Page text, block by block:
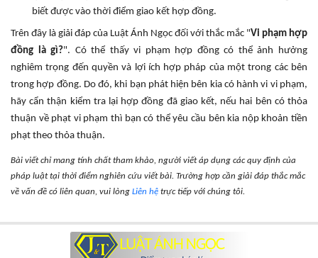
biết được vào thời điểm giao kết hợp đồng.
Trên đây là giải đáp của Luật Ánh Ngọc đối với thắc mắc "Vi phạm hợp
đồng là gì?". Có thể thấy vi phạm hợp đồng có thể ảnh hưởng
nghiêm trọng đến quyền và lợi ích hợp pháp của một trong các bên
trong hợp đồng. Do đó, khi bạn phát hiện bên kia có hành vi vi phạm,
hãy cẩn thận kiểm tra lại hợp đồng đã giao kết, nếu hai bên có thỏa
thuận về phạt vi phạm thì bạn có thể yêu cầu bên kia nộp khoản tiền
phạt theo thỏa thuận.
Bài viết chỉ mang tính chất tham khảo, người viết áp dụng các quy định của
pháp luật tại thời điểm nghiên cứu viết bài. Trường hợp cần giải đáp thắc mắc
về vấn đề có liên quan, vui lòng Liên hệ trực tiếp với chúng tôi.